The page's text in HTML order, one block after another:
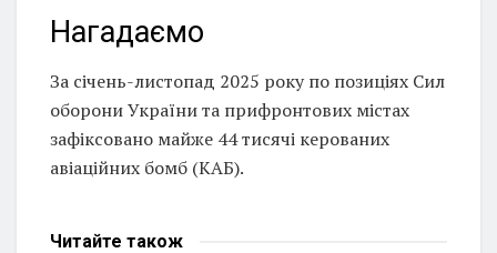
Нагадаємо
За січень-листопад 2025 року по позиціях Сил
оборони України та прифронтових містах
зафіксовано майже 44 тисячі керованих
авіаційних бомб (КАБ).
Читайте також